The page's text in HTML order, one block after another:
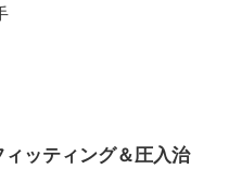
ィッティング＆圧入治